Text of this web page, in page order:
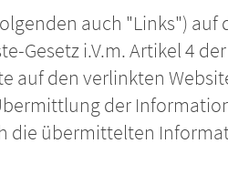
auch "Links") auf
Gesetz i.V.m. Artikel 4 der
auf den verlinkten
der
die übermittelten